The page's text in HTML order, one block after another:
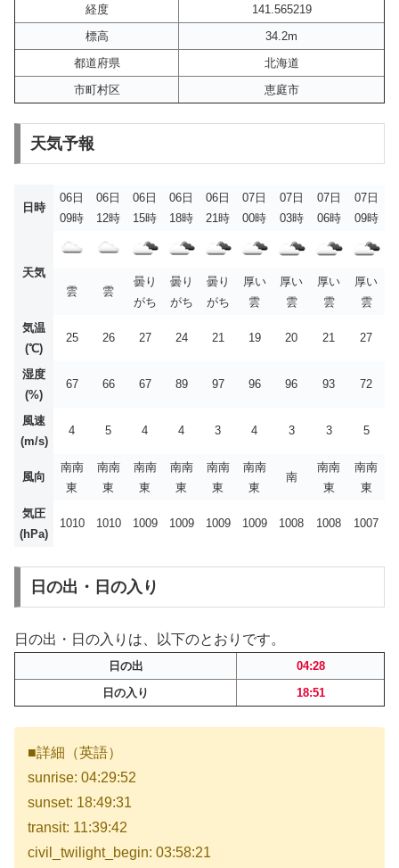
経度
141.565219
標高
34.2m
都道府県
北海道
市町村区
恵庭市
天気予報
日時
06日
09時
06日
12時
06日
15時
06日
18時
06日
21時
07日
00時
07日
03時
07日
06時
07日
09時
天気
雲
雲
曇り
がち
曇り
がち
曇り
がち
厚い
雲
厚い
雲
厚い
雲
厚い
雲
気温
(℃)
25 26 27 24 21 19 20 21 27
湿度
(%)
67 66 67 89 97 96 96 93 72
風速
(m/s)
4 5 4 4 3 4 3 3 5
風向
南南
東
南南
東
南南
東
南南
東
南南
東
南南
東
南
南南
東
南南
東
気圧
(hPa)
1010 1010 1009 1009 1009 1009 1008 1008 1007
日の出・日の入り
日の出・日の入りは、以下のとおりです。
日の出
04:28
日の入り
18:51
■詳細（英語）
sunrise: 04:29:52
sunset: 18:49:31
transit: 11:39:42
civil_twilight_begin: 03:58:21